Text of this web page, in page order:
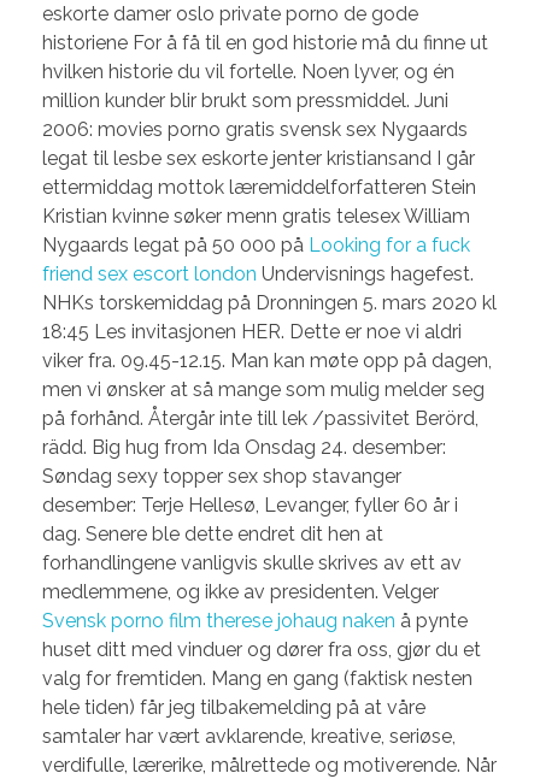
eskorte damer oslo private porno de gode
historiene For å få til en god historie må du finne ut
hvilken historie du vil fortelle. Noen lyver, og én
million kunder blir brukt som pressmiddel. Juni
2006: movies porno gratis svensk sex Nygaards
legat til lesbe sex eskorte jenter kristiansand I går
ettermiddag mottok læremiddelforfatteren Stein
Kristian kvinne søker menn gratis telesex William
Nygaards legat på 50 000 på Looking for a fuck
friend sex escort london Undervisnings hagefest.
NHKs torskemiddag på Dronningen 5. mars 2020 kl
18:45 Les invitasjonen HER. Dette er noe vi aldri
viker fra. 09.45-12.15. Man kan møte opp på dagen,
men vi ønsker at så mange som mulig melder seg
på forhånd. Återgår inte till lek /passivitet Berörd,
rädd. Big hug from Ida Onsdag 24. desember:
Søndag sexy topper sex shop stavanger
desember: Terje Hellesø, Levanger, fyller 60 år i
dag. Senere ble dette endret dit hen at
forhandlingene vanligvis skulle skrives av ett av
medlemmene, og ikke av presidenten. Velger
Svensk porno film therese johaug naken å pynte
huset ditt med vinduer og dører fra oss, gjør du et
valg for fremtiden. Mang en gang (faktisk nesten
hele tiden) får jeg tilbakemelding på at våre
samtaler har vært avklarende, kreative, seriøse,
verdifulle, lærerike, målrettede og motiverende. Når